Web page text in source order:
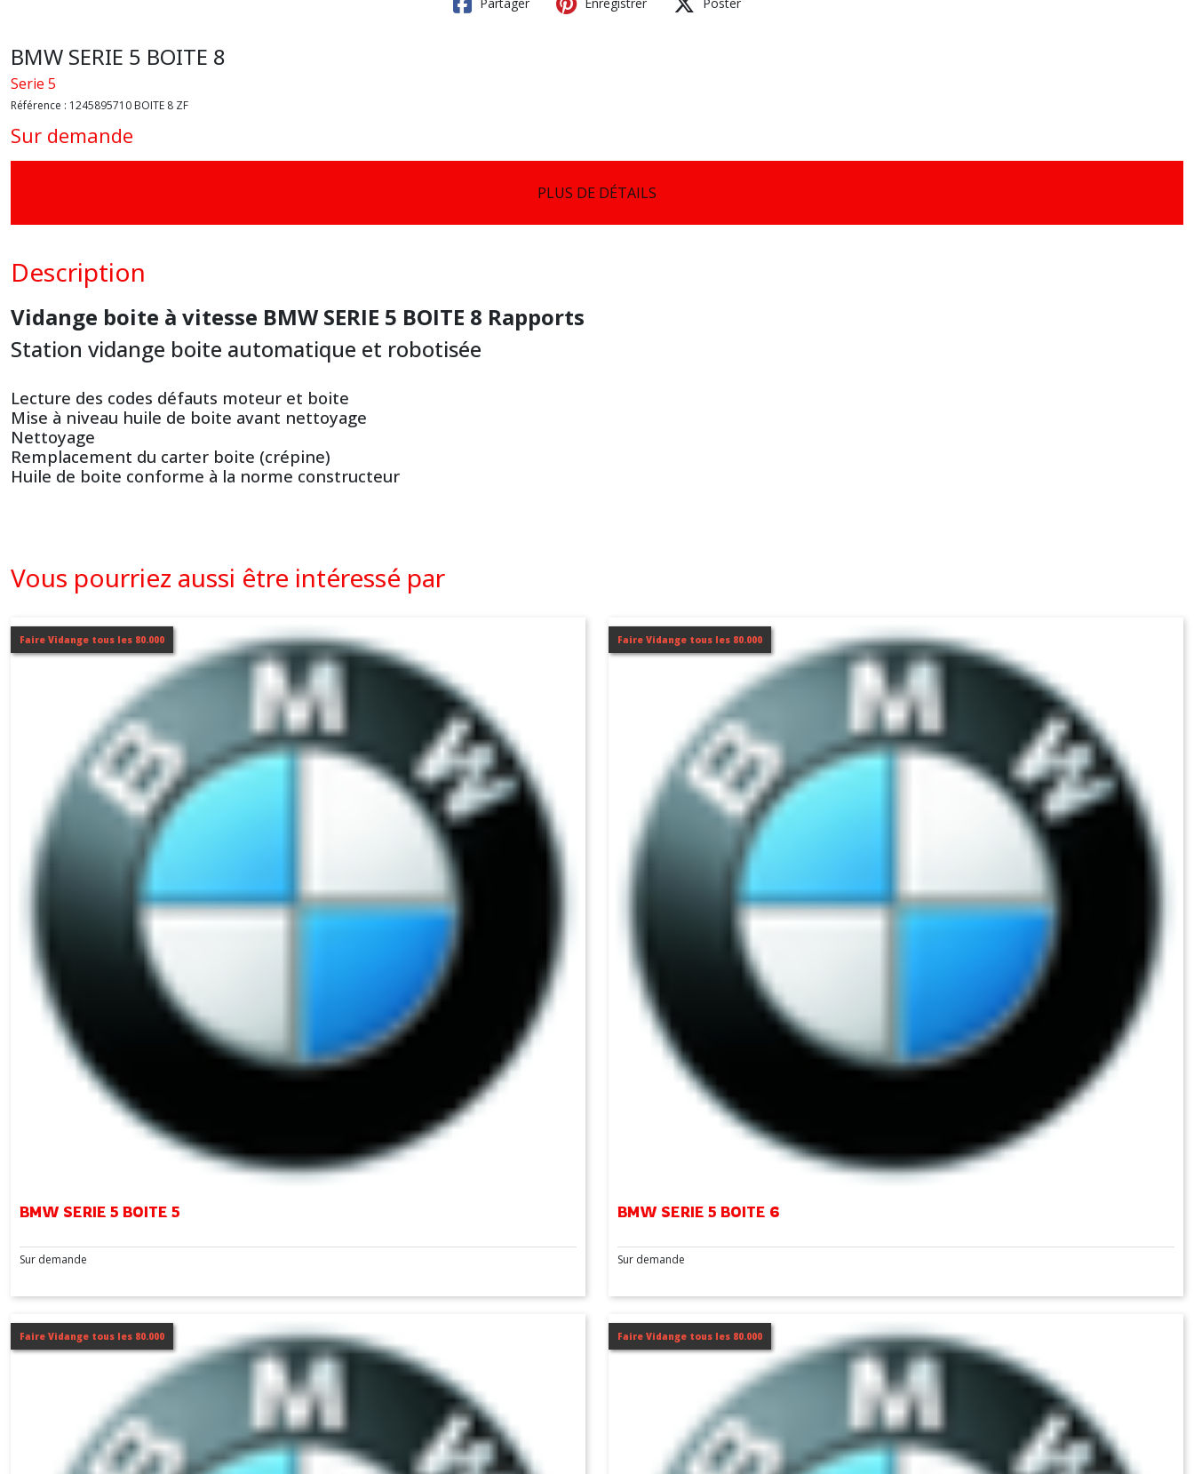
BMW SERIE 5 BOITE 8
Serie 5
Référence : 1245895710 BOITE 8 ZF
Sur demande
PLUS DE DÉTAILS
Description
Vidange boite à vitesse BMW SERIE 5 BOITE 8 Rapports
Station vidange boite automatique et robotisée
Lecture des codes défauts moteur et boite
Mise à niveau huile de boite avant nettoyage
Nettoyage
Remplacement du carter boite (crépine)
Huile de boite conforme à la norme constructeur
Vous pourriez aussi être intéressé par
Faire Vidange tous les 80.000
BMW SERIE 5 BOITE 5
Sur demande
Faire Vidange tous les 80.000
BMW SERIE 5 BOITE 6
Sur demande
Faire Vidange tous les 80.000 Faire Vidange tous les 80.000